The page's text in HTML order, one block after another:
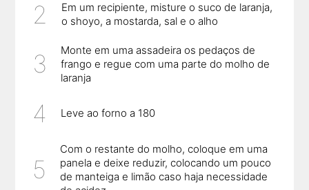
Em um recipiente, misture o suco de laranja,
o shoyo, a mostarda, sal e o alho
Monte em uma assadeira os pedaços de
frango e regue com uma parte do molho de
laranja
Leve ao forno a 180
Com o restante do molho, coloque em uma
panela e deixe reduzir, colocando um pouco
de manteiga e limão caso haja necessidade